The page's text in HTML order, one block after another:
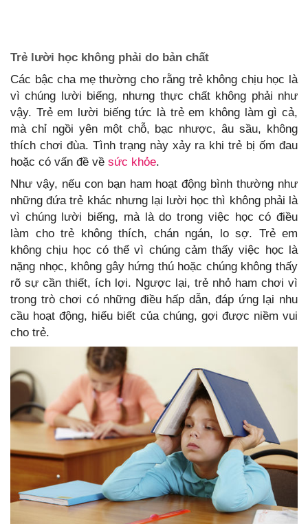
Trẻ lười học không phải do bản chất
Các bậc cha mẹ thường cho rằng trẻ không chịu học là
vì chúng lười biếng, nhưng thực chất không phải như
vậy. Trẻ em lười biếng tức là trẻ em không làm gì cả,
mà chỉ ngồi yên một chỗ, bạc nhược, âu sầu, không
thích chơi đùa. Tình trạng này xảy ra khi trẻ bị ốm đau
hoặc có vấn đề về sức khỏe.
Như vậy, nếu con bạn ham hoạt động bình thường như
những đứa trẻ khác nhưng lại lười học thì không phải là
vì chúng lười biếng, mà là do trong việc học có điều
làm cho trẻ không thích, chán ngán, lo sợ. Trẻ em
không chịu học có thể vì chúng cảm thấy việc học là
nặng nhọc, không gây hứng thú hoặc chúng không thấy
rõ sự cần thiết, ích lợi. Ngược lại, trẻ nhỏ ham chơi vì
trong trò chơi có những điều hấp dẫn, đáp ứng lại nhu
cầu hoạt động, hiểu biết của chúng, gợi được niềm vui
cho trẻ.